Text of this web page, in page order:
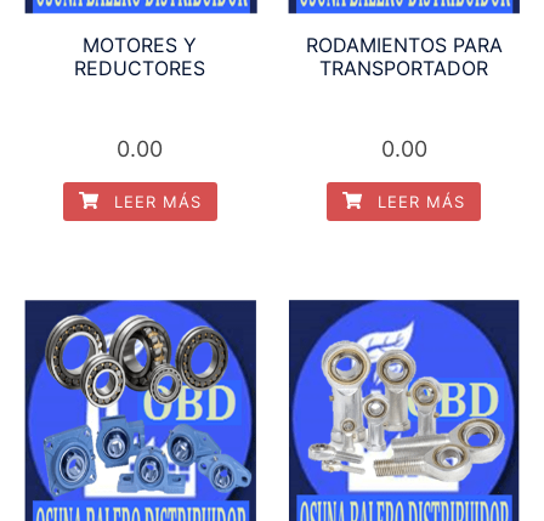
MOTORES Y
REDUCTORES
0.00
LEER MÁS
RODAMIENTOS PARA
TRANSPORTADOR
0.00
LEER MÁS